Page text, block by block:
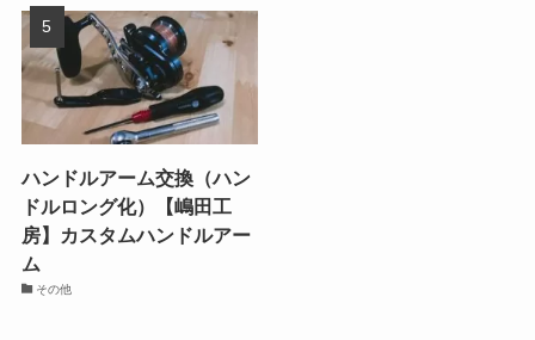
ハンドルアーム交換（ハン
ドルロング化）【嶋田工
房】カスタムハンドルアー
ム
その他